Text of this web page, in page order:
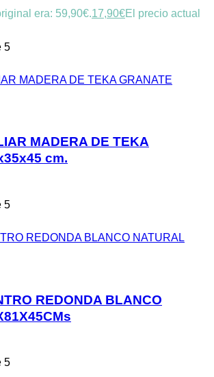
era: 59,90€.17,90€El precio actual
5
MADERA DE TEKA
cm.
5
REDONDA BLANCO
5